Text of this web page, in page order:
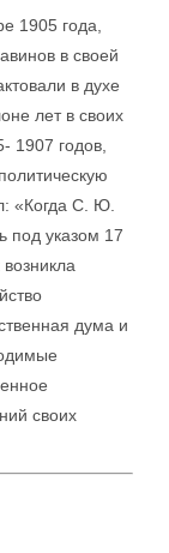
1905 года,
в своей
в духе
лет в своих
1907 годов,
«Когда С. Ю.
под указом 17
дума и
своих